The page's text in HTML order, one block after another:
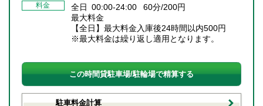
料金
全日 00:00-24:00 60分/200円
最大料金
【全日】最大料金入庫後24時間以内500円
※最大料金は繰り返し適用となります。
この時間貸駐車場/駐輪場で精算する
駐車料金計算